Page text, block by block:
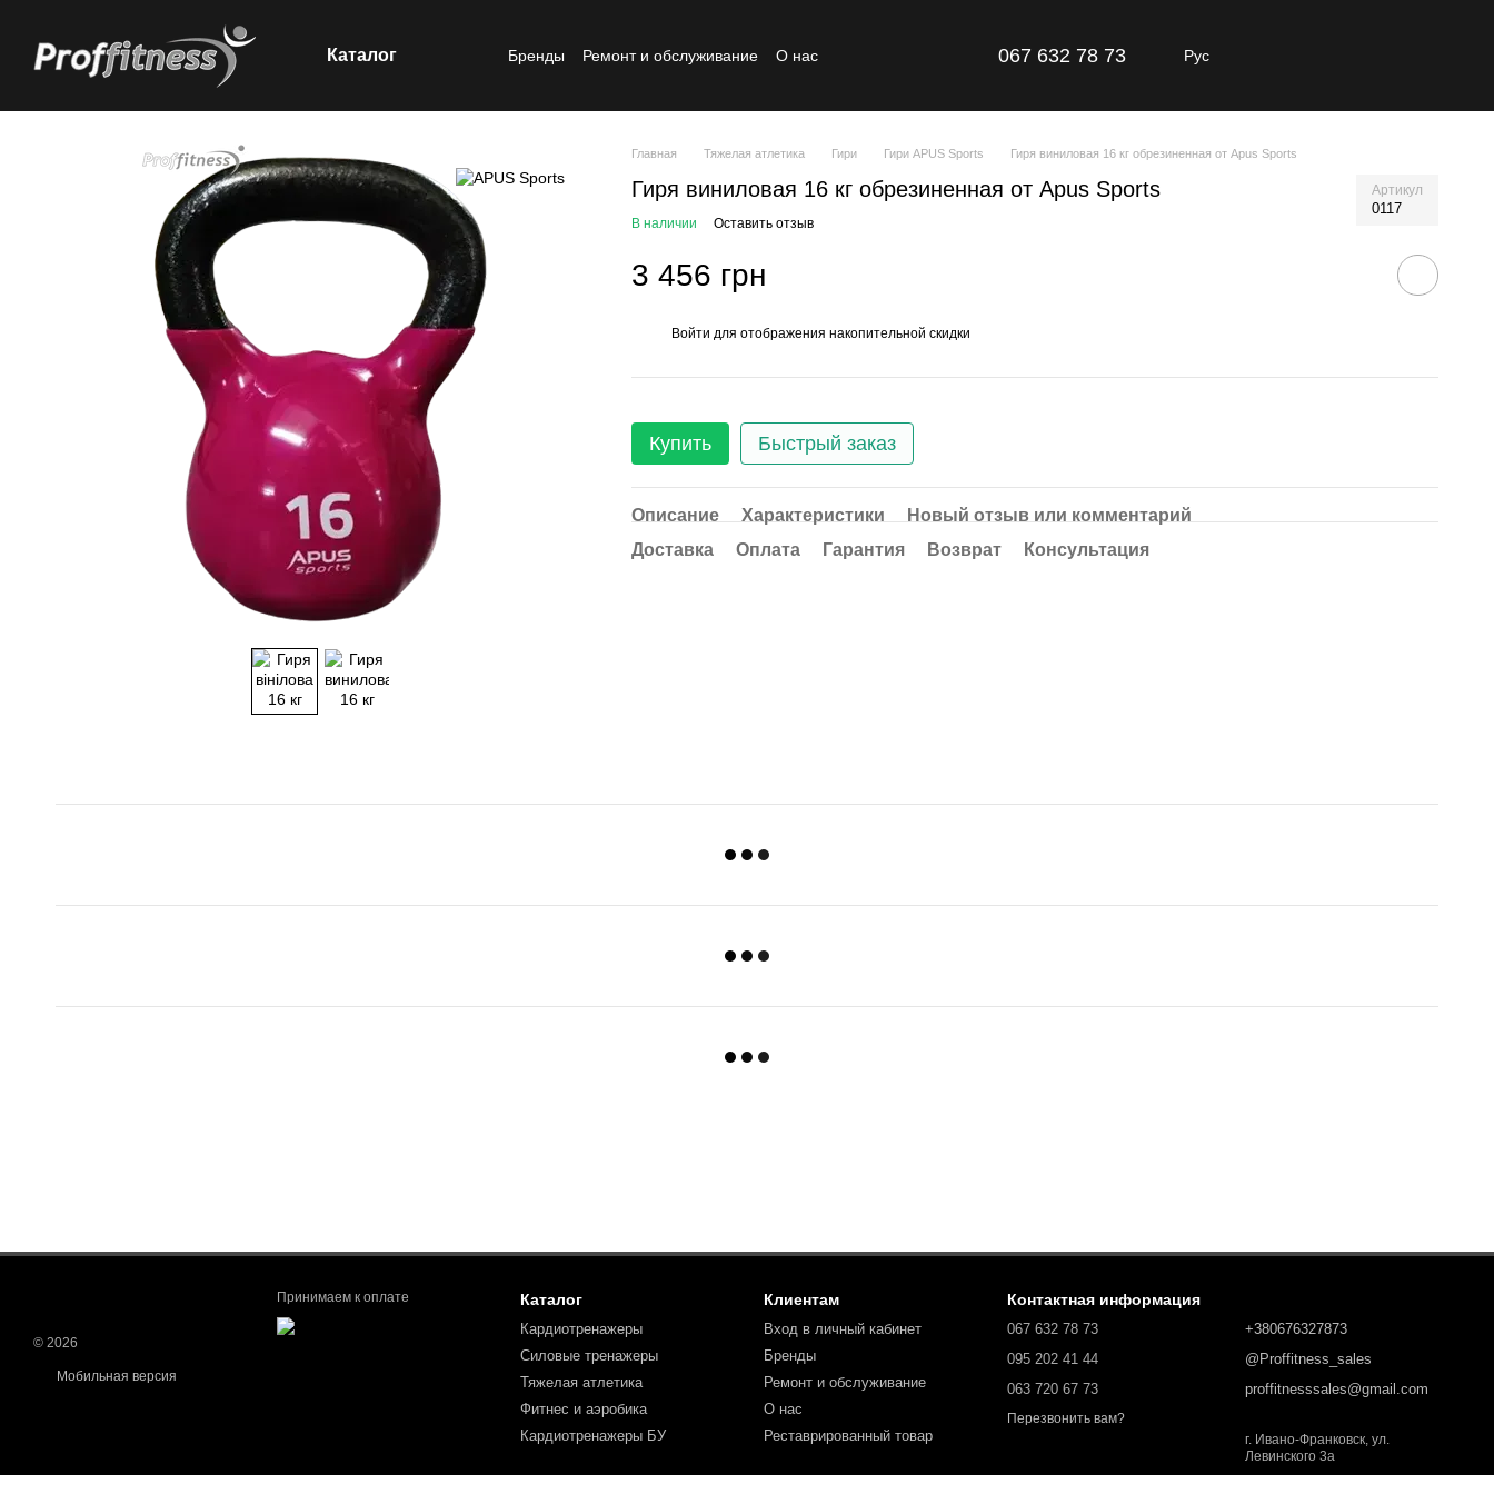
Каталог Бренды Ремонт и обслуживание
О нас
067 632 78 73 Рус
Главная Тяжелая атлетика Гири Гири APUS Sports Гиря виниловая 16 кг обрезиненная от Apus Sports
Гиря виниловая 16 кг обрезиненная от Apus Sports Артикул
0117
В наличии Оставить отзыв
3 456 грн
Войти для отображения накопительной скидки
Купить Быстрый заказ
Описание Характеристики
Новый отзыв или комментарий
Доставка
Оплата Гарантия Возврат Консультация
© 2026
Мобильная версия
Принимаем к оплате Каталог
Кардиотренажеры
Силовые тренажеры
Тяжелая атлетика
Фитнес и аэробика
Кардиотренажеры БУ
Клиентам
Вход в личный кабинет
Бренды
Ремонт и обслуживание
О нас
Реставрированный товар
Контактная информация
067 632 78 73
095 202 41 44
063 720 67 73
Перезвонить вам?
+380676327873
@Proffitness_sales
proffitnesssales@gmail.com
г. Ивано-Франковск, ул.
Левинского 3а